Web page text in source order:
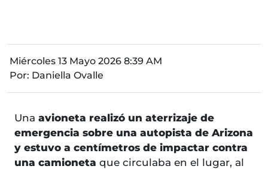
Miércoles 13 Mayo 2026 8:39 AM
Por: Daniella Ovalle
Una avioneta realizó un aterrizaje de
emergencia sobre una autopista de Arizona
y estuvo a centímetros de impactar contra
una camioneta que circulaba en el lugar, al